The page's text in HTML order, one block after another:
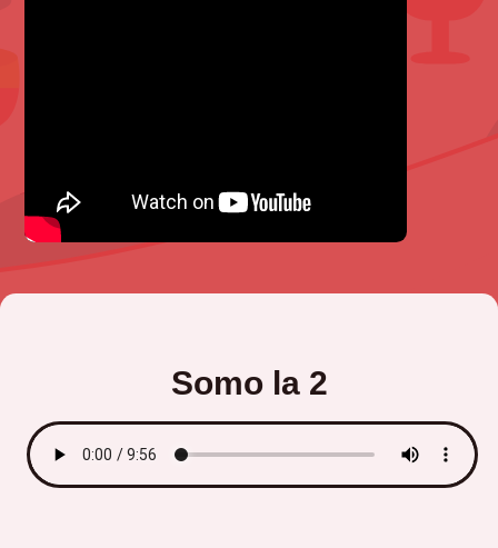
Somo la 2